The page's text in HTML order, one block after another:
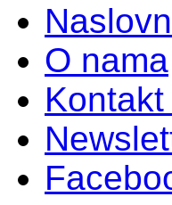
O nama